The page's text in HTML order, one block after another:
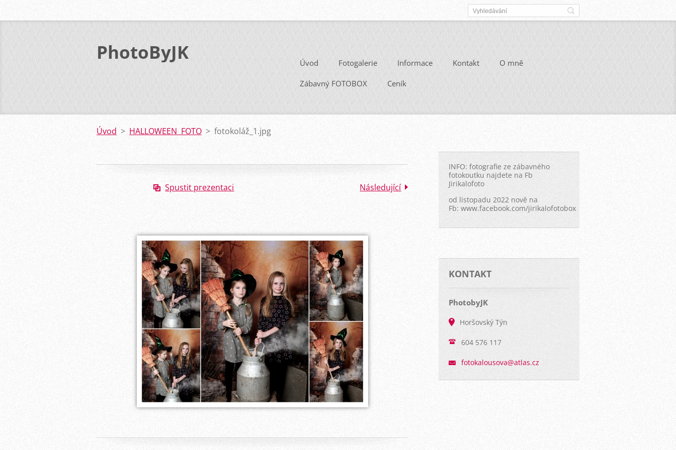
PhotoByJK Úvod Fotogalerie Informace Kontakt O mně
Zábavný FOTOBOX Ceník
Úvod > HALLOWEEN FOTO > fotokoláž_1.jpg
Spustit prezentaci Následující
INFO: fotografie ze zábavného
fotokoutku najdete na Fb
Jirikalofoto
od listopadu 2022 nově na
Fb: www.facebook.com/jirikalofotobox
KONTAKT
PhotobyJK
Horšovský Týn
604 576 117
fotokalousova@atlas.cz